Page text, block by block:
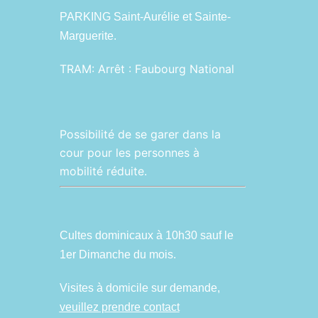
PARKING Saint-Aurélie et Sainte-
Marguerite.
TRAM: Arrêt : Faubourg National
Possibilité de se garer dans la
cour pour les personnes à
mobilité réduite.
Cultes dominicaux à 10h30 sauf le
1er Dimanche du mois.
Visites à domicile sur demande,
veuillez prendre contact